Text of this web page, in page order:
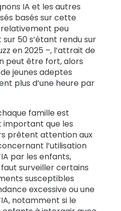
IA et les autres
basés sur cette
peu
50 s’étant rendu sur
en 2025 –, l’attrait de
peut être fort, alors
jeunes adeptes
plus d’une heure par
famille est
important que les
prêtent attention aux
l’utilisation
par les enfants,
surveiller certains
susceptibles
excessive ou une
notamment si le